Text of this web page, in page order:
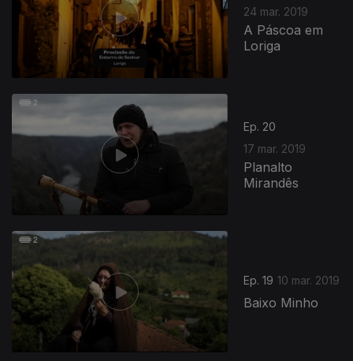
24 mar. 2019
A Páscoa em
Loriga
Ep. 20
17 mar. 2019
Planalto
Mirandês
Ep. 19 10 mar. 2019
Baixo Minho